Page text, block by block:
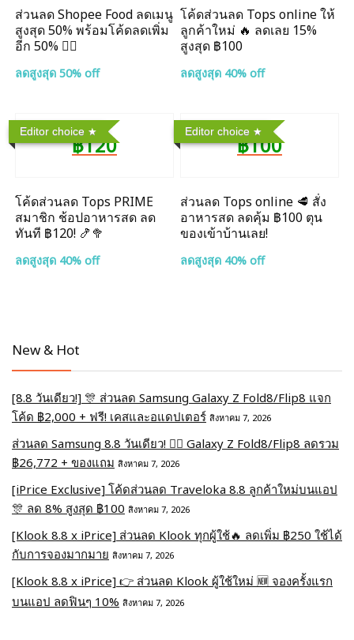
ส่วนลด Shopee Food ลดเมนู
สูงสุด 50% พร้อมโค้ดลดเพิ่ม
อีก 50% ❤️‍🔥
ลดสูงสุด 50% off
โค้ดส่วนลด Tops online ให้
ลูกค้าใหม่ 🔥 ลดเลย 15%
สูงสุด ฿100
ลดสูงสุด 40% off
Editor choice
฿120
โค้ดส่วนลด Tops PRIME
สมาชิก ช้อปอาหารสด ลด
ทันที ฿120! 🍤🥦
ลดสูงสุด 40% off
Editor choice
฿100
ส่วนลด Tops online 🥩 สั่ง
อาหารสด ลดคุ้ม ฿100 ตุน
ของเข้าบ้านเลย!
ลดสูงสุด 40% off
New & Hot
[8.8 วันเดียว!] 🎊 ส่วนลด Samsung Galaxy Z Fold8/Flip8 แจก
โค้ด ฿2,000 + ฟรี! เคสและอแดปเตอร์ สิงหาคม 7, 2026
ส่วนลด Samsung 8.8 วันเดียว! ❤️‍🔥 Galaxy Z Fold8/Flip8 ลดรวม
฿26,772 + ของแถม สิงหาคม 7, 2026
[iPrice Exclusive] โค้ดส่วนลด Traveloka 8.8 ลูกค้าใหม่บนแอป
🎊 ลด 8% สูงสุด​ ฿100 สิงหาคม 7, 2026
[Klook 8.8 x iPrice] ส่วนลด Klook ทุกผู้ใช้🔥 ลดเพิ่ม ฿250 ใช้ได้
กับการจองมากมาย สิงหาคม 7, 2026
[Klook 8.8 x iPrice] 👉 ส่วนลด Klook ผู้ใช้ใหม่ 🆕 จองครั้งแรก
บนแอป ลดฟินๆ 10% สิงหาคม 7, 2026